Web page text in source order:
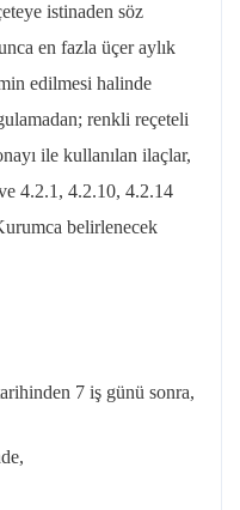
istinaden söz
en fazla üçer aylık
edilmesi halinde
renkli reçeteli
ile kullanılan ilaçlar,
4.2.1, 4.2.10, 4.2.14
belirlenecek
7 iş günü sonra,